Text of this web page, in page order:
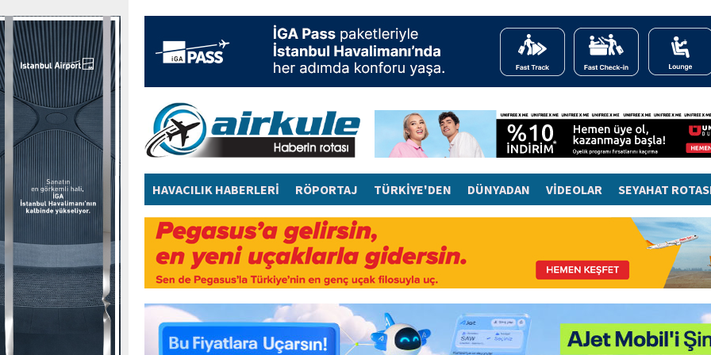
HAVACILIK HABERLERİ RÖPORTAJ TÜRKİYE'DEN DÜNYADAN VİDEOLAR SEYAHAT